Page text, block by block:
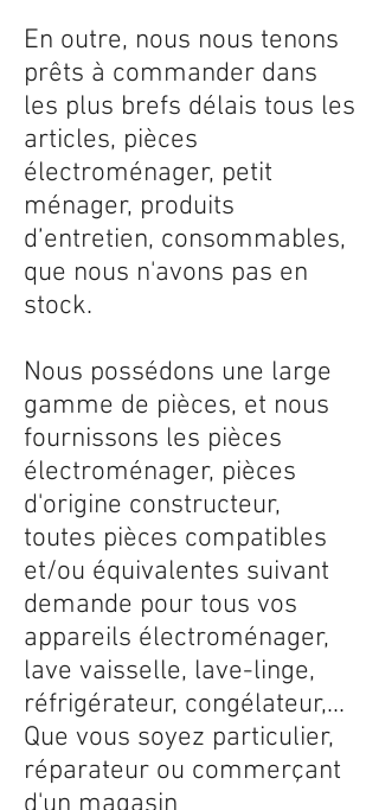
En outre, nous nous tenons
prêts à commander dans
les plus brefs délais tous les
articles, pièces
électroménager, petit
ménager, produits
d’entretien, consommables,
que nous n'avons pas en
stock.
Nous possédons une large
gamme de pièces, et nous
fournissons les pièces
électroménager, pièces
d'origine constructeur,
toutes pièces compatibles
et/ou équivalentes suivant
demande pour tous vos
appareils électroménager,
lave vaisselle, lave-linge,
réfrigérateur, congélateur,...
Que vous soyez particulier,
réparateur ou commerçant